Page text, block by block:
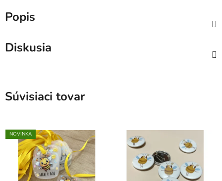
Popis
Diskusia
Súvisiaci tovar
NOVINKA